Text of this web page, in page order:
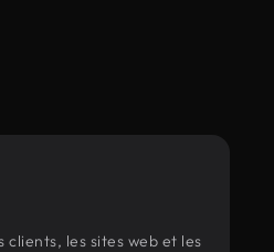
les sites web et les